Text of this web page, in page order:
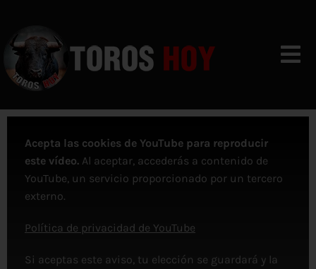
content
VIDEOS
CALENDARIO
NOTICIAS
Acepta las cookies de YouTube para reproducir
este vídeo. Al aceptar, accederás a contenido de
YouTube, un servicio proporcionado por un tercero
externo.
Política de privacidad de YouTube
Si aceptas este aviso, tu elección se guardará y la